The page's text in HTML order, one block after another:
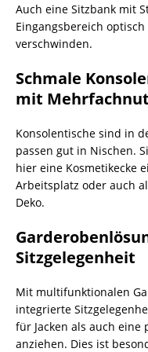
Auch eine Sitzbank mit
Eingangsbereich
verschwinden.
Schmale
mit
Konsolentische sind in
passen gut in Nischen.
hier eine Kosmetikecke
Arbeitsplatz oder auch
Deko.
Sitzgelegenheit
Mit multifunktionalen
integrierte
für Jacken als auch eine
anziehen. Dies ist